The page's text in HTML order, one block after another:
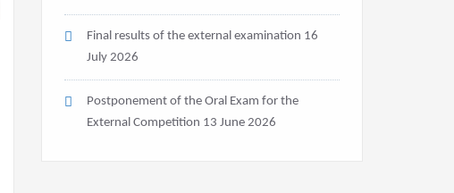
Final results of the external examination 16
July 2026
Postponement of the Oral Exam for the
External Competition 13 June 2026